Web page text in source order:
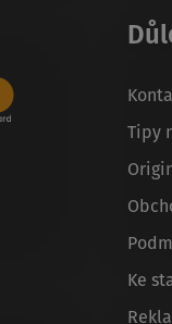
Tipy
Ke